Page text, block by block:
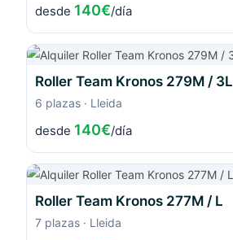
desde 140€/día
Roller Team Kronos 279M / 3L
6 plazas · Lleida
desde 140€/día
Roller Team Kronos 277M / L
7 plazas · Lleida